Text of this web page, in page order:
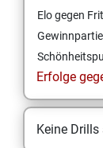
Elo gegen
Erfolge
Keine